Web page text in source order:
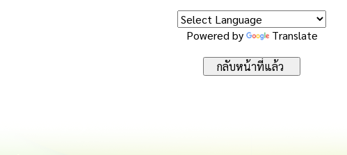
Powered by Translate